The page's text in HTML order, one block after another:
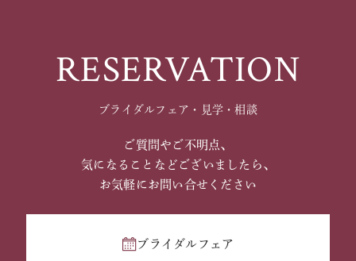
RESERVATION
ブライダルフェア・見学・相談
ご質問やご不明点、
気になることなどございましたら、
お気軽にお問い合せください
ブライダルフェア